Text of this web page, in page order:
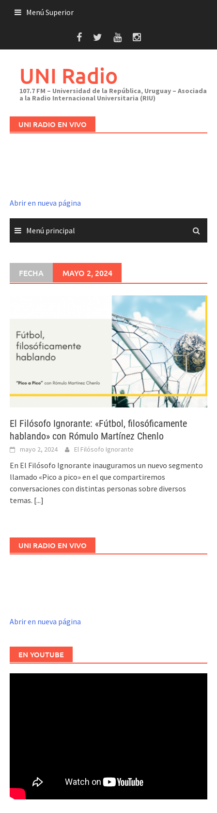
Menú Superior
UNI Radio
107.7 FM – Universidad de la República, Uruguay – Asociada
a la Radio Internacional Universitaria (RIU)
UNI RADIO EN VIVO
Abrir en nueva página
Menú principal
FECHA MAYO 2, 2024
El Filósofo Ignorante: «Fútbol, filosóficamente
hablando» con Rómulo Martínez Chenlo
mayo 2, 2024 El Filósofo Ignorante
En El Filósofo Ignorante inauguramos un nuevo segmento
llamado «Pico a pico» en el que compartiremos
conversaciones con distintas personas sobre diversos
temas. [...]
UNI RADIO EN VIVO
Abrir en nueva página
EN YOUTUBE